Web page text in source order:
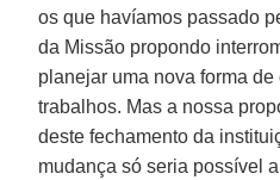
os que havíamos passado
da Missão propondo
planejar uma nova forma
trabalhos. Mas a nossa
deste fechamento da
mudança só seria possível